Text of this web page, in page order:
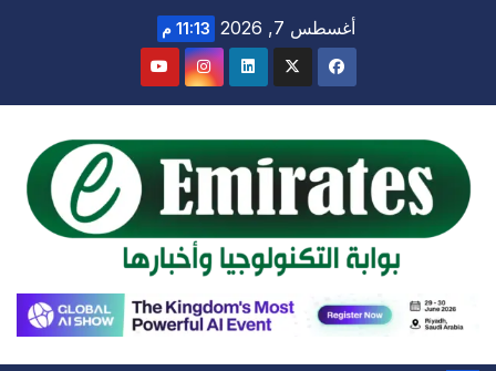
أغسطس 7, 2026 11:13 م